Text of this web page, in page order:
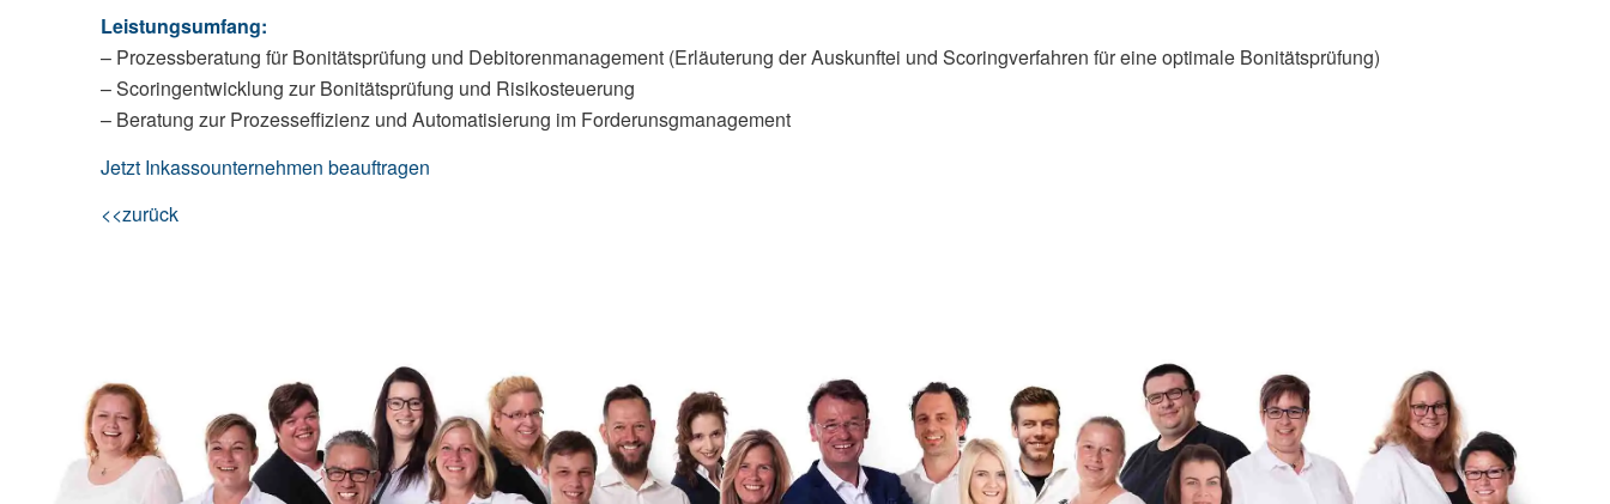
Leistungsumfang:
– Prozessberatung für Bonitätsprüfung und Debitorenmanagement (Erläuterung der Auskunftei und Scoringverfahren für eine optimale Bonitätsprüfung)
– Scoringentwicklung zur Bonitätsprüfung und Risikosteuerung
– Beratung zur Prozesseffizienz und Automatisierung im Forderunsgmanagement
Jetzt Inkassounternehmen beauftragen
<<zurück